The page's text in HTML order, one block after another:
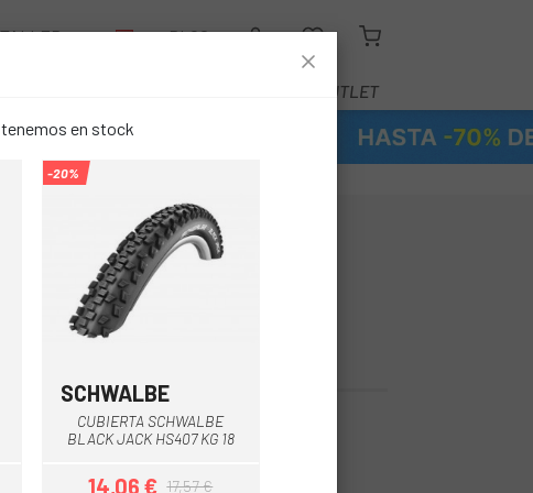
BLOG
OUTLET
CONTINENTAL
24 RIGIDA
en stock
-20%
SCHWALBE
CUBIERTA SCHWALBE
BLACK JACK HS407 KG 18
14,06 € 17,57 €